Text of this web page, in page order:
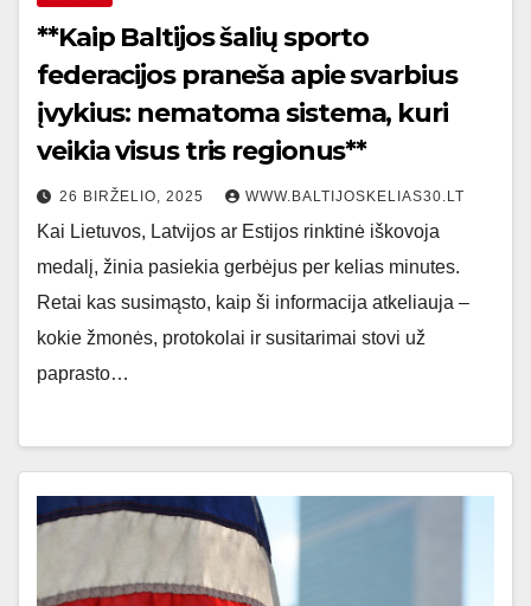
**Kaip Baltijos šalių sporto
federacijos praneša apie svarbius
įvykius: nematoma sistema, kuri
veikia visus tris regionus**
26 BIRŽELIO, 2025 WWW.BALTIJOSKELIAS30.LT
Kai Lietuvos, Latvijos ar Estijos rinktinė iškovoja
medalį, žinia pasiekia gerbėjus per kelias minutes.
Retai kas susimąsto, kaip ši informacija atkeliauja –
kokie žmonės, protokolai ir susitarimai stovi už
paprasto…